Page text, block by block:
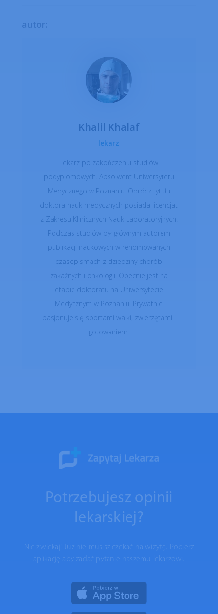
autor:
Khalil Khalaf
lekarz
Lekarz po zakończeniu studiów
podyplomowych. Absolwent Uniwersytetu
Medycznego w Poznaniu. Oprócz tytułu
doktora nauk medycznych posiada licencjat
z Zakresu Klinicznych Nauk Laboratoryjnych.
Podczas studiów był głównym autorem
publikacji naukowych w renomowanych
czasopismach z dziedziny chorób
zakaźnych i onkologii. Obecnie jest na
etapie doktoratu na Uniwersytecie
Medycznym w Poznaniu. Prywatnie
pasjonuje się sportami walki, zwierzętami i
gotowaniem.
Potrzebujesz opinii
lekarskiej?
Nie zwlekaj! Już nie musisz czekać na wizytę. Pobierz
aplikację aby zadać pytanie naszemu lekarzowi.